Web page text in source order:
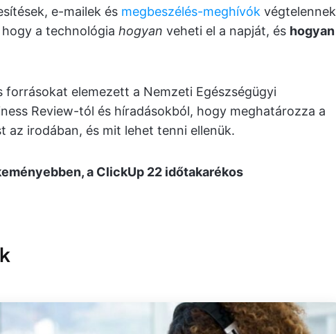
e-mailek és megbeszélés-meghívók végtelennek
a technológia hogyan veheti el a napját, és hogyan
forrásokat elemezett a Nemzeti Egészségügyi
Review-tól és híradásokból, hogy meghatározza a
az irodában, és mit lehet tenni ellenük.
a ClickUp 22 időtakarékos